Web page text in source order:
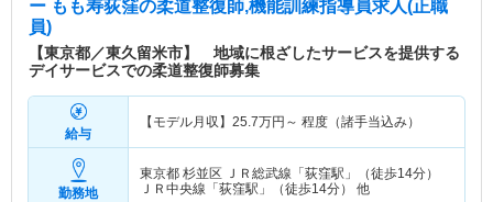
ー もも寿荻窪の柔道整復師,機能訓練指導員求人(正職
員)
【東京都／東久留米市】 地域に根ざしたサービスを提供する
デイサービスでの柔道整復師募集
給与
【モデル月収】 25.7万円～ 程度（諸手当込み）
勤務地
東京都 杉並区 ＪＲ総武線「荻窪駅」（徒歩14分）
ＪＲ中央線「荻窪駅」（徒歩14分） 他